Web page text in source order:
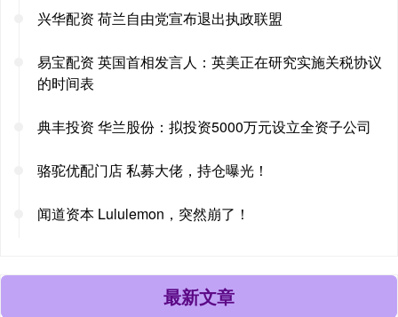
兴华配资 荷兰自由党宣布退出执政联盟
易宝配资 英国首相发言人：英美正在研究实施关税协议
的时间表
典丰投资 华兰股份：拟投资5000万元设立全资子公司
骆驼优配门店 私募大佬，持仓曝光！
闻道资本 Lululemon，突然崩了！
最新文章